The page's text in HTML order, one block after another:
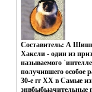
Составитель: А
Хаксли - один из
называемого
получившего особое
30-е гг XX в Самые
знвбыбыачительные